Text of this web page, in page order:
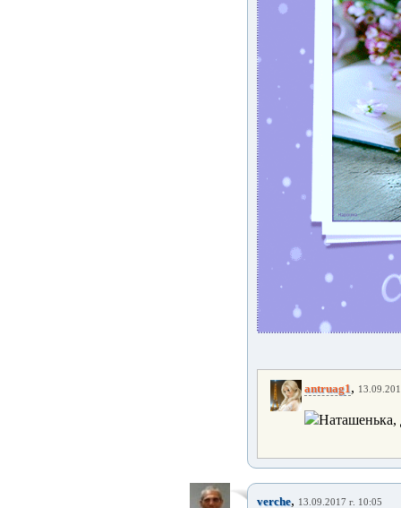
antruag1,
verche, 13.09.2017 г. 10:05